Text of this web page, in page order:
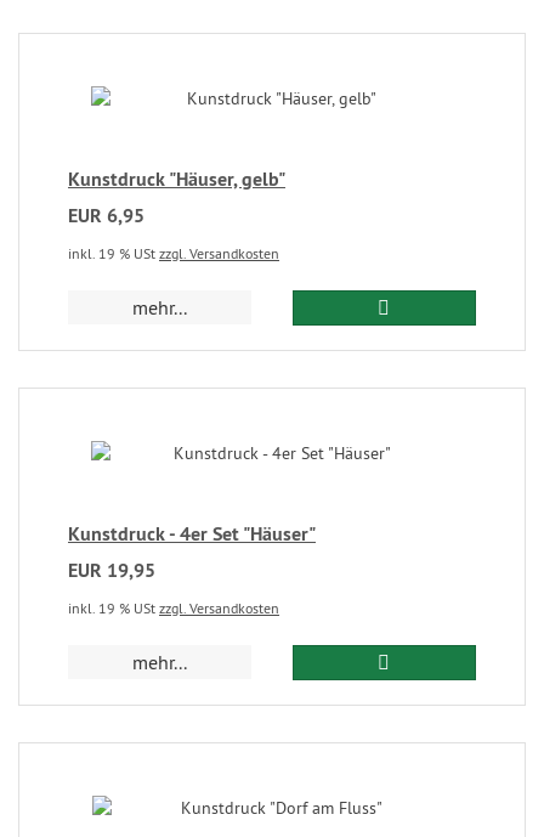
Kunstdruck "Häuser, gelb"
EUR 6,95
inkl. 19 % USt zzgl. Versandkosten
mehr...
Kunstdruck - 4er Set "Häuser"
EUR 19,95
inkl. 19 % USt zzgl. Versandkosten
mehr...